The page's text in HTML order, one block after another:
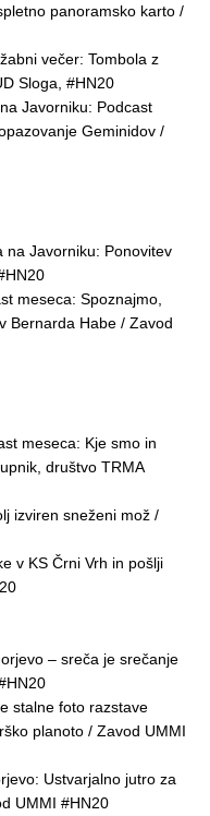
panoramsko karto /
večer: Tombola z
Sloga, #HN20
Javorniku: Podcast
Geminidov /
na Javorniku: Ponovitev
meseca: Spoznajmo,
Bernarda Habe / Zavod
meseca: Kje smo in
društvo TRMA
izviren sneženi mož /
v KS Črni Vrh in pošlji
– sreča je srečanje
stalne foto razstave
planoto / Zavod UMMI
Ustvarjalno jutro za
UMMI #HN20